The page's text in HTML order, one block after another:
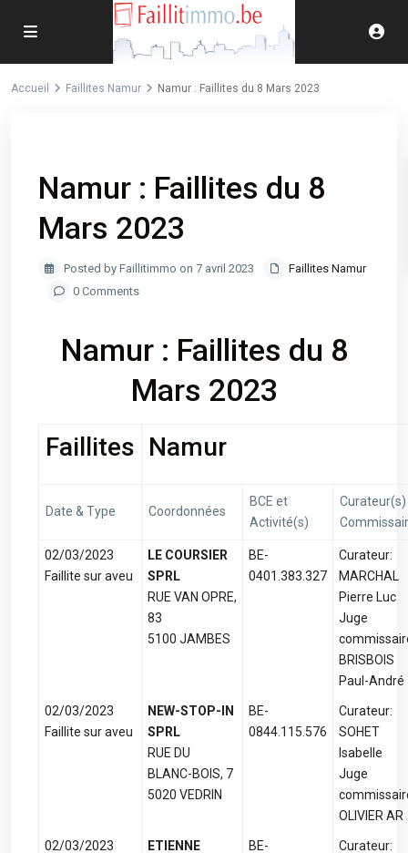
Accueil Faillites Namur Namur : Faillites du 8 Mars 2023
Namur : Faillites du 8
Mars 2023
Posted by Faillitimmo on 7 avril 2023
Faillites Namur
0 Comments
Namur : Faillites du 8
Mars 2023
Faillites Namur
Date & Type Coordonnées
BCE et
Activité(s)
Curateur(s)
02/03/2023
Faillite sur aveu
LE COURSIER
SPRL
RUE VAN OPRE,
83
5100 JAMBES
BE-
0401.383.327
Curateur:
MARCHAL
Pierre Luc
Juge
BRISBOIS
Paul-André
02/03/2023
Faillite sur aveu
NEW-STOP-IN
SPRL
RUE DU
BLANC-BOIS, 7
5020 VEDRIN
BE-
0844.115.576
Curateur:
SOHET
Isabelle
Juge
OLIVIER AR
02/03/2023
ETIENNE
BE-
Curateur: